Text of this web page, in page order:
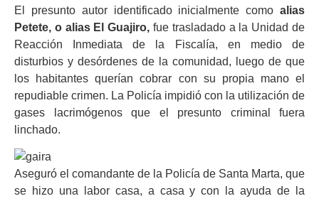
El presunto autor identificado inicialmente como alias
Petete, o alias El Guajiro, fue trasladado a la Unidad de
Reacción Inmediata de la Fiscalía, en medio de
disturbios y desórdenes de la comunidad, luego de que
los habitantes querían cobrar con su propia mano el
repudiable crimen. La Policía impidió con la utilización de
gases lacrimógenos que el presunto criminal fuera
linchado.
Aseguró el comandante de la Policía de Santa Marta, que
se hizo una labor casa, a casa y con la ayuda de la